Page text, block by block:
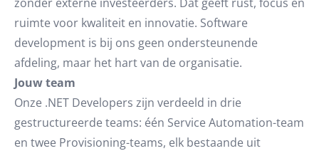
ruimte voor kwaliteit en innovatie. Software
development is bij ons geen ondersteunende
afdeling, maar het hart van de organisatie.
Jouw team
Onze .NET Developers zijn verdeeld in drie
gestructureerde teams: één Service Automation-team
en twee Provisioning-teams, elk bestaande uit